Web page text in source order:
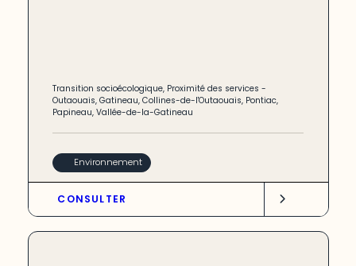
Transition socioécologique, Proximité des services -
Outaouais,Gatineau,Collines-de-l'Outaouais, Pontiac,
Papineau,Vallée-de-la-Gatineau
Environnement
CONSULTER